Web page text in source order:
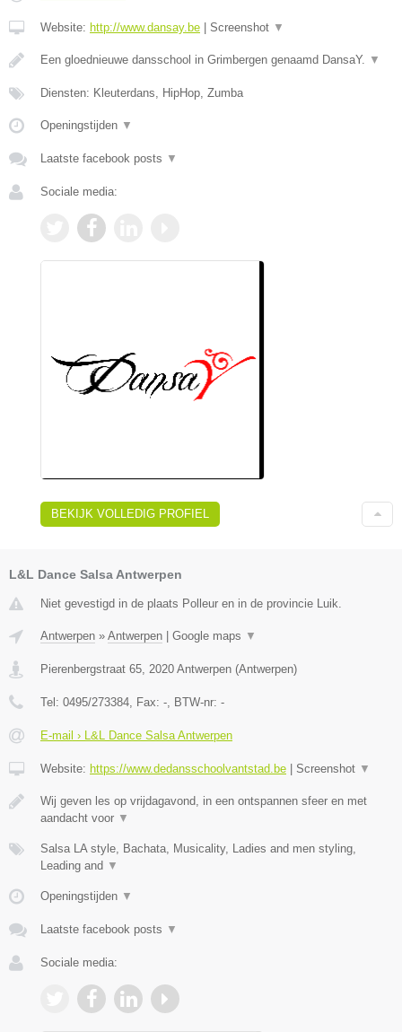
Website: http://www.dansay.be | Screenshot ▼
Een gloednieuwe dansschool in Grimbergen genaamd DansaY. ▼
Diensten: Kleuterdans, HipHop, Zumba
Openingstijden ▼
Laatste facebook posts ▼
Sociale media:
BEKIJK VOLLEDIG PROFIEL
L&L Dance Salsa Antwerpen
Niet gevestigd in de plaats Polleur en in de provincie Luik.
Antwerpen » Antwerpen | Google maps ▼
Pierenbergstraat 65 2020 Antwerpen (Antwerpen)
Tel: 0495/273384 , Fax: - , BTW-nr: -
E-mail › L&L Dance Salsa Antwerpen
Website: https://www.dedansschoolvantstad.be | Screenshot ▼
Wij geven les op vrijdagavond, in een ontspannen sfeer en met
aandacht voor ▼
Salsa LA style, Bachata, Musicality, Ladies and men styling,
Leading and ▼
Openingstijden ▼
Laatste facebook posts ▼
Sociale media: